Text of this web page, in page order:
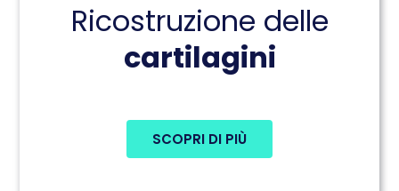
Ricostruzione delle
cartilagini
SCOPRI DI PIÙ